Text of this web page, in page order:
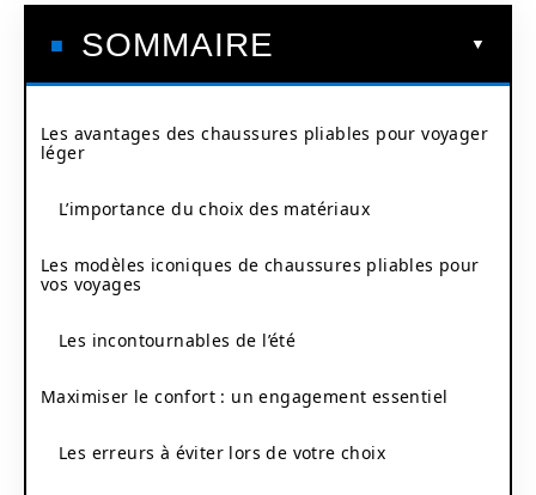
SOMMAIRE
Les avantages des chaussures pliables pour voyager
léger
L’importance du choix des matériaux
Les modèles iconiques de chaussures pliables pour
vos voyages
Les incontournables de l’été
Maximiser le confort : un engagement essentiel
Les erreurs à éviter lors de votre choix